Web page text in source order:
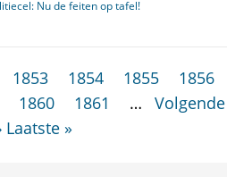
Nu de feiten op tafel!
1853 1854 1855
1856
1860 1861 …
Volgende
Laatste »